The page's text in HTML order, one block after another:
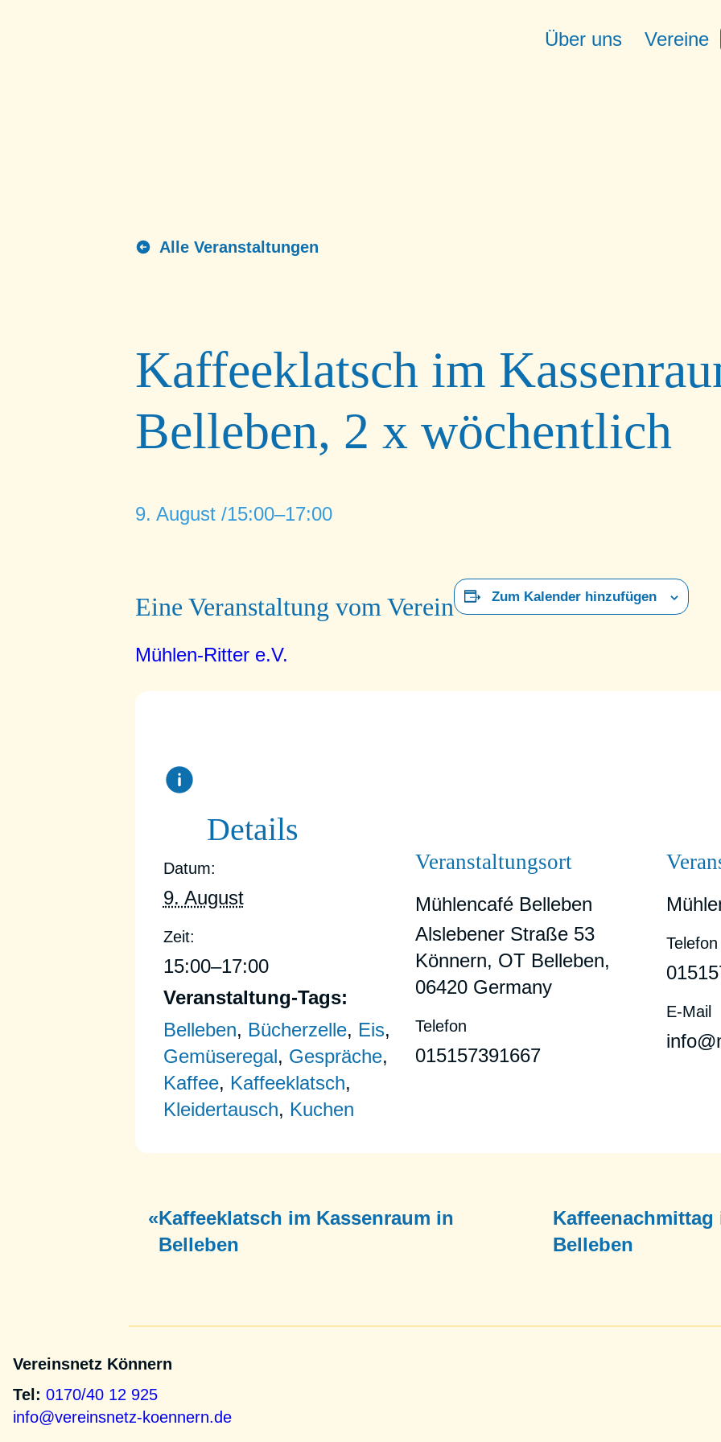
Über uns Vereine
Alle Veranstaltungen
Kaffeeklatsch im
Belleben, 2 x wöchentlich
9. August /15:00–17:00
Eine Veranstaltung vom Verein
Mühlen-Ritter e.V.
Zum Kalender hinzufügen
Details
Datum:
9. August
Zeit:
15:00–17:00
Veranstaltung-Tags:
Belleben, Bücherzelle, Eis,
Gemüseregal, Gespräche,
Kaffee, Kaffeeklatsch,
Kleidertausch, Kuchen
Veranstaltungsort
Mühlencafé Belleben
Alslebener Straße 53
Könnern, OT Belleben,
06420 Germany
Telefon
015157391667
Telefon
E-Mail
«Kaffeeklatsch im Kassenraum in
Belleben
Belleben
Vereinsnetz Könnern
Tel: 0170/40 12 925
info@vereinsnetz-koennern.de